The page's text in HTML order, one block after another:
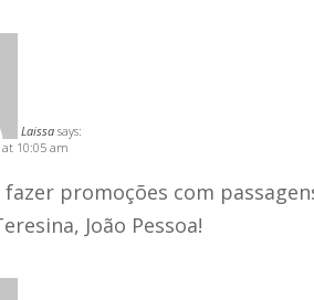
Laissa says:
10:05 am
promoções com
João Pessoa!